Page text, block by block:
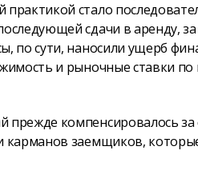
стало
сдачи в аренду,
по сути, наносили ущерб
и рыночные ставки
компенсировалось
карманов заемщиков,